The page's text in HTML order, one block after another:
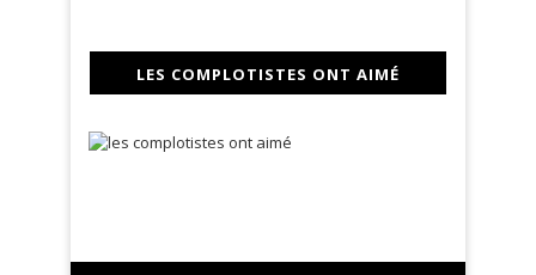
LES COMPLOTISTES ONT AIMÉ